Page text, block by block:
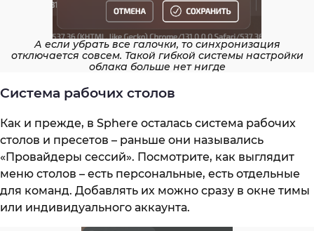
А если убрать все галочки, то синхронизация
отключается совсем. Такой гибкой системы настройки
облака больше нет нигде
Система рабочих столов
Как и прежде, в Sphere осталась система рабочих
столов и пресетов – раньше они назывались
«Провайдеры сессий». Посмотрите, как выглядит
меню столов – есть персональные, есть отдельные
для команд. Добавлять их можно сразу в окне тимы
или индивидуального аккаунта.